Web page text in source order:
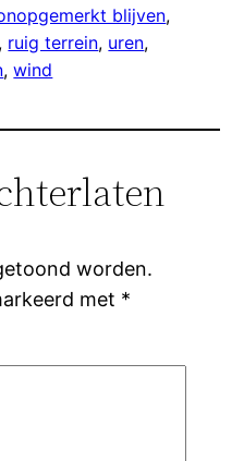
blijven
, ruig terrein, uren
, wind
worden.
met *